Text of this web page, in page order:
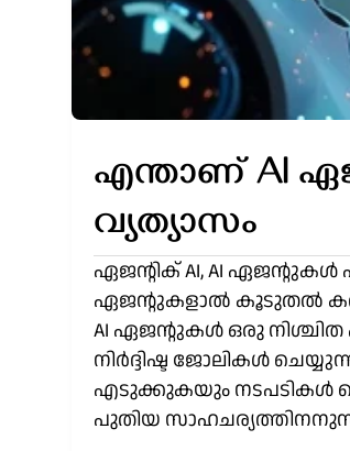
എന്താണ് AI
വ്യത്യാസം
ഏജന്റിക് AI, AI
ഏജന്റുകളാൽ കൂടുതൽ
AI ഏജന്റുകൾ ഒരു
നിർദ്ദിഷ്ട ജോലികൾ
എടുക്കുകയും നടപടികൾ
പുതിയ